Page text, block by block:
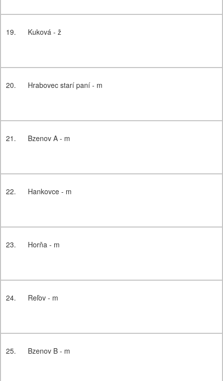
19. Kuková - ž
20. Hrabovec starí paní - m
21. Bzenov A - m
22. Hankovce - m
23. Horňa - m
24. Reľov - m
25. Bzenov B - m